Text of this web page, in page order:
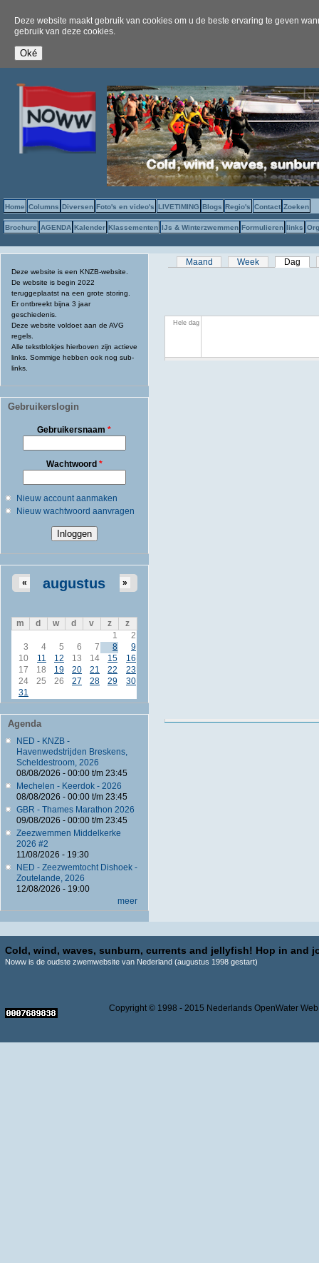
Deze website maakt gebruik van cookies om u de beste ervaring te geven
gebruik van deze cookies.
Home Columns Diversen Foto's en video's LIVETIMING Blogs Regio's Contact Zoeken
Brochure AGENDA Kalender Klassementen IJs & Winterzwemmen Formulieren links
Deze website is een KNZB-website.
De website is begin 2022
teruggeplaatst na een grote storing.
Er ontbreekt bijna 3 jaar
geschiedenis.
Deze website voldoet aan de AVG
regels.
Alle tekstblokjes hierboven zijn actieve
links. Sommige hebben ook nog sub-
links.
Gebruikerslogin
Gebruikersnaam*
Wachtwoord *
Nieuw account aanmaken
Nieuw wachtwoord aanvragen
augustus
« »
m d w d v z
z
1
2
3
4 5 6 7 8
9
10
11 12 13 14 15
16
17
18 19 20 21 22
23
24
25 26 27 28 29
30
31
Agenda
NED - KNZB -
Havenwedstrijden Breskens,
Scheldestroom, 2026
08/08/2026 - 00:00t/m 23:45
Mechelen - Keerdok - 2026
08/08/2026 - 00:00t/m 23:45
GBR - Thames Marathon 2026
09/08/2026 - 00:00t/m 23:45
Zeezwemmen Middelkerke
2026 #2
11/08/2026 - 19:30
NED - Zeezwemtocht Dishoek -
Zoutelande, 2026
12/08/2026 - 19:00
meer
Primaire tabs
Maand Week Dag
Hele dag
Cold, wind, waves, sunburn, currents and jellyfish! Hop in and
Noww is de oudste zwemwebsite van Nederland (augustus 1998 gestart)
Copyright © 1998 - 2015 Nederlands OpenWater